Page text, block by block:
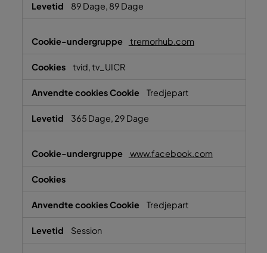
89 Dage, 89 Dage
tremorhub.com
tvid, tv_UICR
Tredjepart
365 Dage, 29 Dage
www.facebook.com
Tredjepart
Session